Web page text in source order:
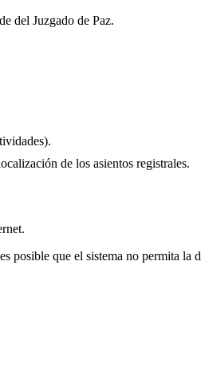
del Juzgado de Paz.
de los asientos registrales.
que el sistema no permita la